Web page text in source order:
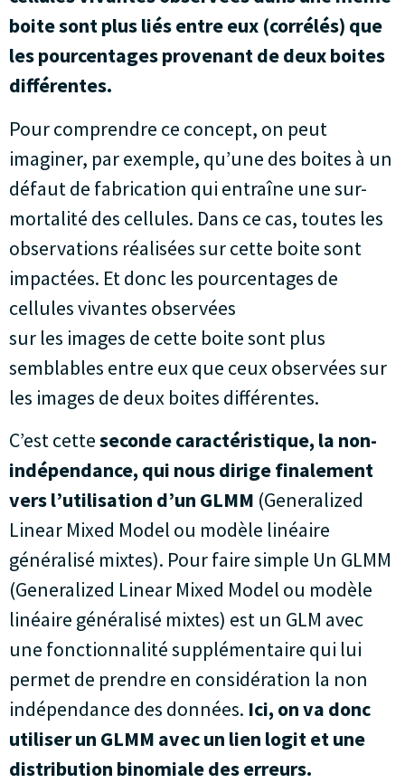
boite sont plus liés entre eux (corrélés) que
les pourcentages provenant de deux boites
différentes.
Pour comprendre ce concept, on peut
imaginer, par exemple, qu’une des boites à un
défaut de fabrication qui entraîne une sur-
mortalité des cellules. Dans ce cas, toutes les
observations réalisées sur cette boite sont
impactées. Et donc les pourcentages de
cellules vivantes observées
sur les images de cette boite sont plus
semblables entre eux que ceux observées sur
les images de deux boites différentes.
C’est cetteseconde caractéristique, la non-
indépendance, qui nous dirige finalement
vers l’utilisation d’un GLMM (Generalized
Linear Mixed Model ou modèle linéaire
généralisé mixtes). Pour faire simple Un GLMM
(Generalized Linear Mixed Model ou modèle
linéaire généralisé mixtes) est un GLM avec
une fonctionnalité supplémentaire qui lui
permet de prendre en considération la non
indépendance des données. Ici, on va donc
utiliser un GLMM avec un lien logit et une
distribution binomiale des erreurs.